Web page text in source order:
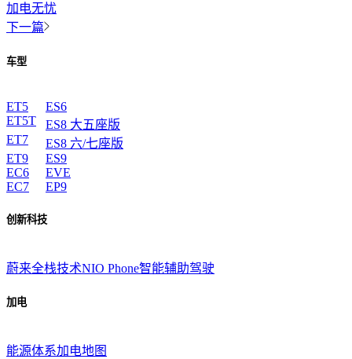
加电无忧
下一篇
车型
ET5
ET5T
ET7
ET9
EC6
EC7
ES6
ES8 大五座版
ES8 六/七座版
ES9
EVE
EP9
创新科技
蔚来全栈技术NIO Phone智能辅助驾驶
加电
能源体系加电地图